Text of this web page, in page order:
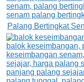
Palang Bertingkat